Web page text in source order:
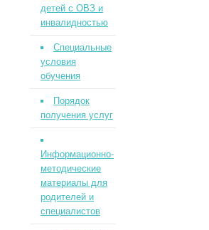
детей с ОВЗ и
инвалидностью
Специальные
условия
обучения
Порядок
получения услуг
Информационно-
методические
материалы для
родителей и
специалистов